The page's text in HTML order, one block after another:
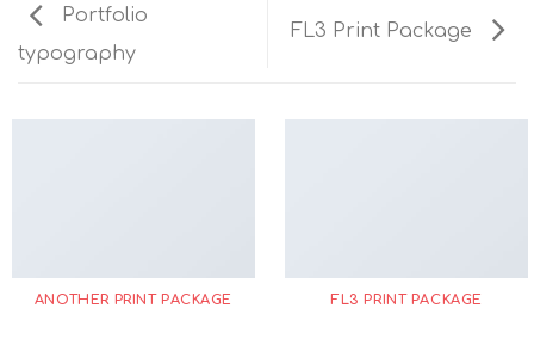
Portfolio
typography
FL3 Print Package
ANOTHER PRINT PACKAGE FL3 PRINT PACKAGE